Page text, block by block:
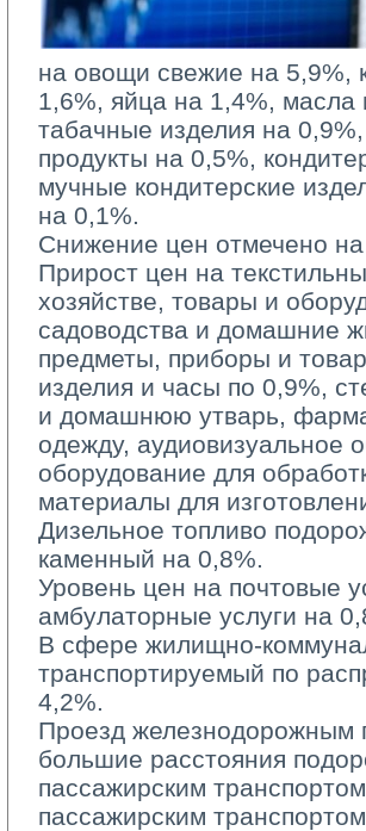
на овощи свежие на 5,9%,
1,6%, яйца на 1,4%,
табачные изделия на
продукты на 0,5%,
мучные кондитерские
на 0,1%.
Снижение цен отмечено
Прирост цен на
хозяйстве, товары и
садоводства и домашние
предметы, приборы и
изделия и часы по 0,9%,
и домашнюю утварь,
одежду, аудиовизуальное
оборудование для
материалы для
Дизельное топливо
каменный на 0,8%.
Уровень цен на почтовые
амбулаторные услуги на
В сфере жилищно-
транспортируемый по
4,2%.
Проезд железнодорожным
большие расстояния
пассажирским
пассажирским